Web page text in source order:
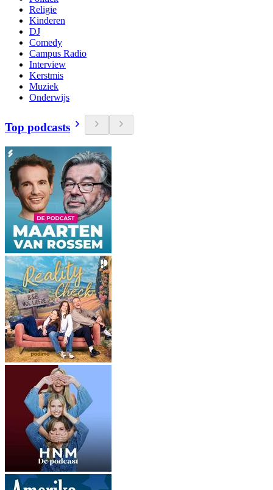
Religie
Kinderen
DJ
Comedy
Campus Radio
Interview
Kerstmis
Muziek
Onderwijs
Top podcasts